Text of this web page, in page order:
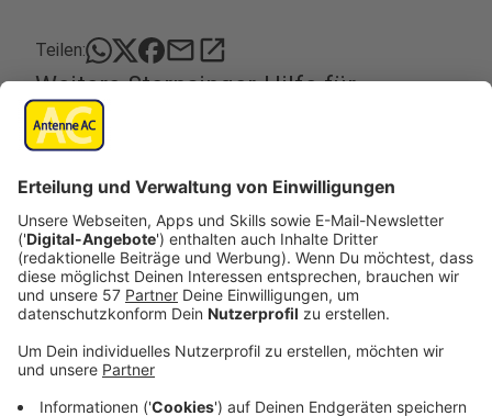
Teilen: mailopen_in_new
Weitere Sternsinger-Hilfe für
Äthiopien
Das Aachener
Sternsinger" weitet seine Nothilfe für die
Menschen im Norden Äthiopiens aus und stellt
30.700 Euro für drei Bildungseinrichtungen zur
Verfügung.
Damit werden in der Tigray-Region fürs
Lehrpersonal von zwei Kindergärten und einer
Grundschule die Löhne abgesichert, um das
Überleben ihrer Familien zu sichern und die Bildung
der Kinder langfristig zu gewährleisten.